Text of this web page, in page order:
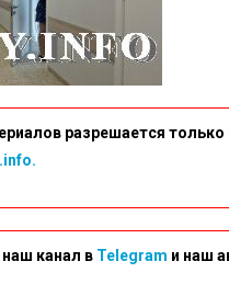
разрешается
канал в Telegram и наш